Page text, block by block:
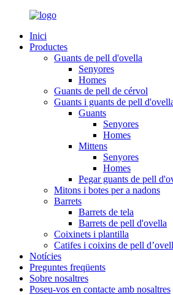
Inici
Productes
Guants de pell d'ovella
Senyores
Homes
Guants de pell de cérvol
Guants i guants de pell
Guants
Senyores
Homes
Mittens
Senyores
Homes
Pegar guants de pell
Mitons i botes per a nadons
Barrets
Barrets de tela
Barrets de pell d'ovella
Coixinets i plantilla
Catifes i coixins de pell
Notícies
Preguntes freqüents
Sobre nosaltres
Poseu-vos en contacte amb nosaltres